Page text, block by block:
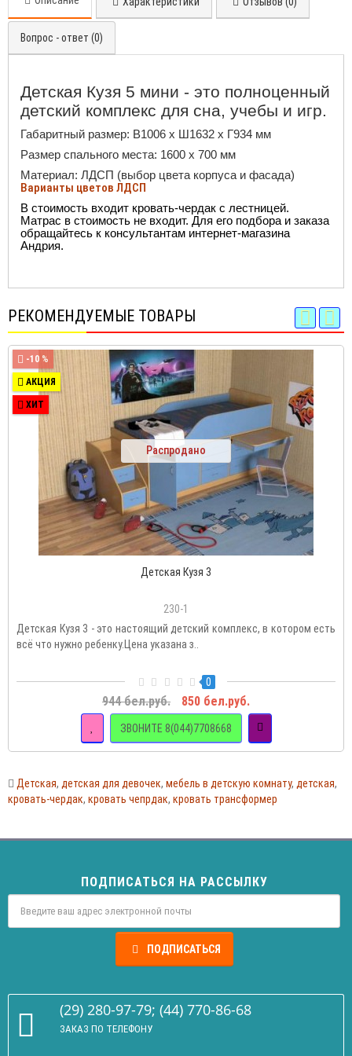
Вопрос - ответ (0)
Детская Кузя 5 мини - это полноценный
детский комплекс для сна, учебы и игр.
Габаритный размер: В1006 х Ш1632 х Г934 мм
Размер спального места: 1600 х 700 мм
Материал: ЛДСП (выбор цвета корпуса и фасада)
Варианты цветов ЛДСП
В стоимость входит кровать-чердак с лестницей.
Матрас в стоимость не входит. Для его подбора и заказа
обращайтесь к консультантам интернет-магазина
Андрия.
РЕКОМЕНДУЕМЫЕ ТОВАРЫ
-10 %
АКЦИЯ
ХИТ
Распродано
Детская Кузя 3
230-1
Детская Кузя 3 - это настоящий детский комплекс, в котором есть
всё что нужно ребенку.Цена указана з..
0
944 бел.руб. 850 бел.руб.
ЗВОНИТЕ 8(044)7708668
Детская, детская для девочек, мебель в детскую комнату, детская,
кровать-чердак, кровать чепрдак, кровать трансформер
ПОДПИСАТЬСЯ НА РАССЫЛКУ
ПОДПИСАТЬСЯ
(29) 280-97-79; (44) 770-86-68
ЗАКАЗ ПО ТЕЛЕФОНУ